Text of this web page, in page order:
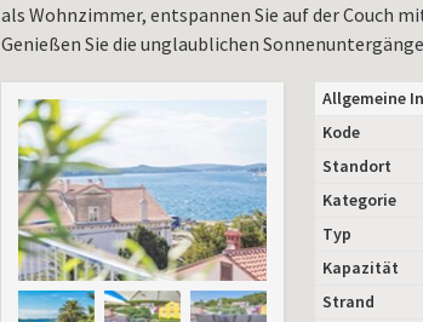
als Wohnzimmer, entspannen Sie auf der Couch
Genießen Sie die unglaublichen
Allgemeine
Kode
Standort
Kategorie
Typ
Kapazität
Strand